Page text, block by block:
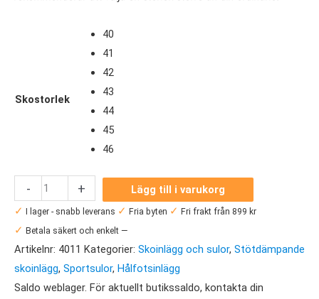
Skostorlek
40
41
42
43
44
45
46
-
Aetrex
L600
+
Lägg till i varukorg
✓ I lager - snabb leverans ✓ Fria byten ✓ Fri frakt från 899 kr
✓ Betala säkert och enkelt —
Artikelnr: 4011 Kategorier: Skoinlägg och sulor, Stötdämpande
skoinlägg, Sportsulor, Hålfotsinlägg
Saldo weblager. För aktuellt butikssaldo, kontakta din